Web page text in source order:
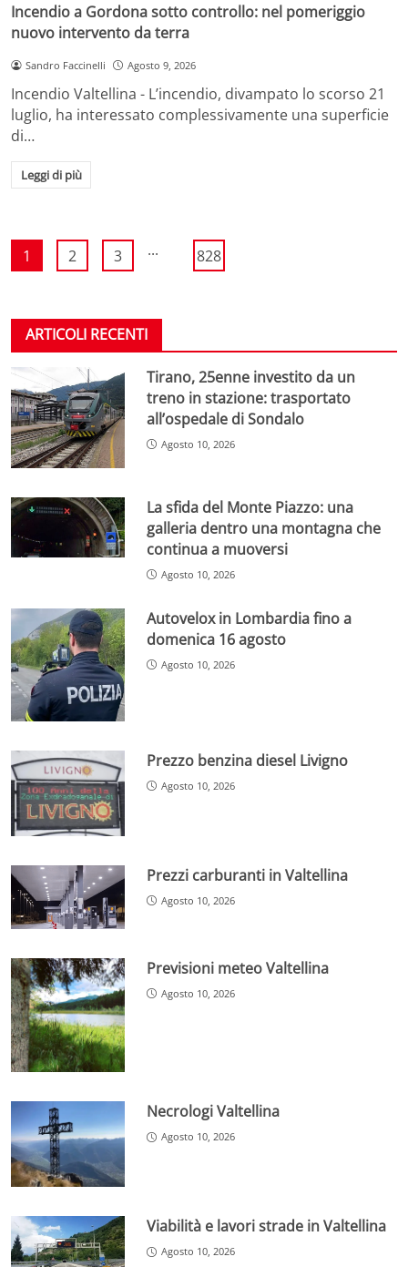
Incendio a Gordona sotto controllo: nel pomeriggio
nuovo intervento da terra
Sandro Faccinelli Agosto 9, 2026
Incendio Valtellina - L’incendio, divampato lo scorso 21
luglio, ha interessato complessivamente una superficie
di…
Leggi di più
1 2 3 ... 828
ARTICOLI RECENTI
Tirano, 25enne investito da un
treno in stazione: trasportato
all’ospedale di Sondalo
Agosto 10, 2026
La sfida del Monte Piazzo: una
galleria dentro una montagna che
continua a muoversi
Agosto 10, 2026
Autovelox in Lombardia fino a
domenica 16 agosto
Agosto 10, 2026
Prezzo benzina diesel Livigno
Agosto 10, 2026
Prezzi carburanti in Valtellina
Agosto 10, 2026
Previsioni meteo Valtellina
Agosto 10, 2026
Necrologi Valtellina
Agosto 10, 2026
Viabilità e lavori strade in Valtellina
Agosto 10, 2026